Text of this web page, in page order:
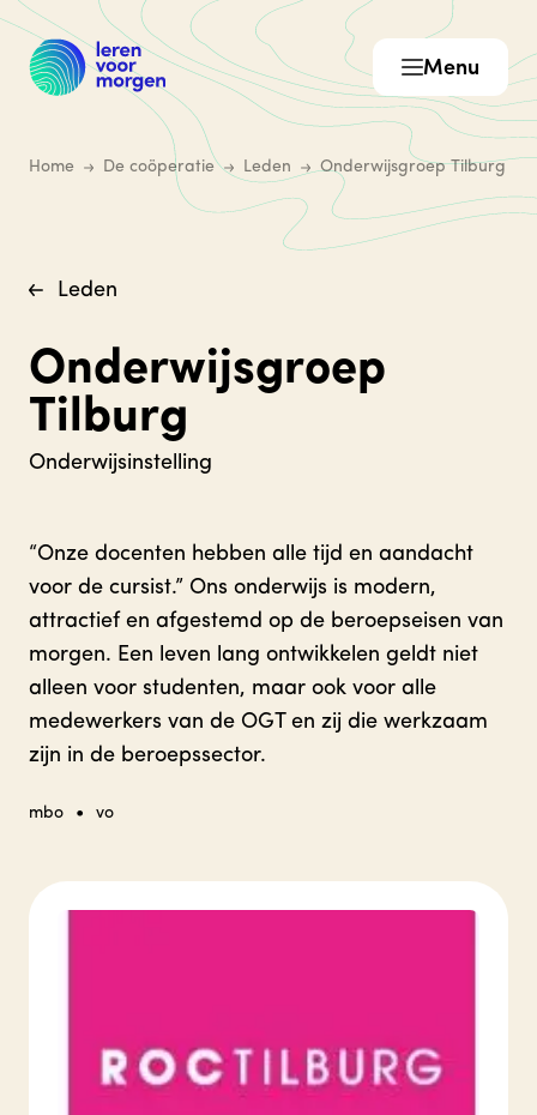
Menu
Home De coöperatie Leden Onderwijsgroep Tilburg
Leden
Onderwijsgroep
Tilburg
Onderwijsinstelling
“Onze docenten hebben alle tijd en aandacht
voor de cursist.” Ons onderwijs is modern,
attractief en afgestemd op de beroepseisen van
morgen. Een leven lang ontwikkelen geldt niet
alleen voor studenten, maar ook voor alle
medewerkers van de OGT en zij die werkzaam
zijn in de beroepssector.
mbo • vo